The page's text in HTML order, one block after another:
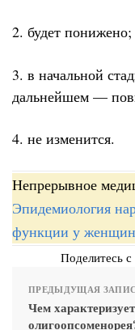
2. будет понижено;
3. в начальной
дальнейшем —
4. не изменится.
Непрерывное
Эпидемиология
функции у
Поделитесь
ПРЕДЫДУЩАЯ
Чем